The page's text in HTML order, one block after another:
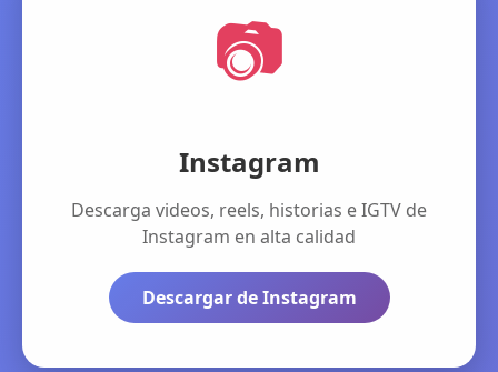
📷
Instagram
Descarga videos, reels, historias e IGTV de
Instagram en alta calidad
Descargar de Instagram